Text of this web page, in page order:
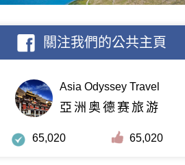
關注我們的公共主頁
Asia Odyssey Travel
亞洲奥德赛旅游
65,020 65,020